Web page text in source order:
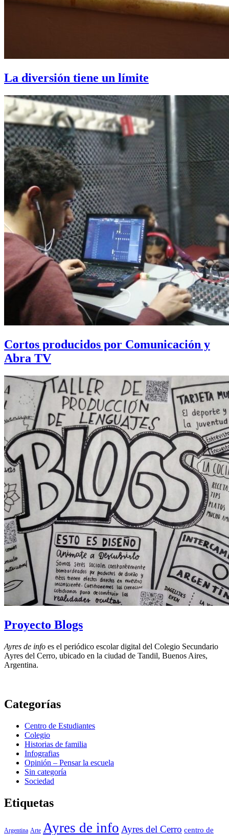
La diversión tiene un límite
Cortos producidos por Comunicación y
Abra TV
Proyecto Blogs
Ayres de info es el periódico escolar digital del Colegio Secundario
Ayres del Cerro, ubicado en la ciudad de Tandil, Buenos Aires,
Argentina.
Categorías
Centro de Estudiantes
Colegio
Historias de familia
Infografias
Opinión – Pensar la escuela
Sin categoría
Sociedad
Etiquetas
Argentina Arte Ayres de info Ayres del Cerro centro de